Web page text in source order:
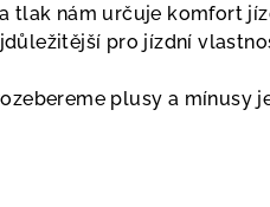
tlak nám určuje komfort
pro jízdní
plusy a mínusy